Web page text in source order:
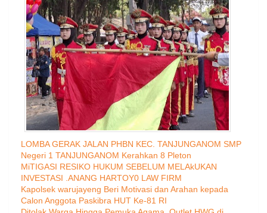
LOMBA GERAK JALAN PHBN KEC. TANJUNGANOM SMP
Negeri 1 TANJUNGANOM Kerahkan 8 Pleton
MiTIGASI RESIKO HUKUM SEBELUM MELAkUKAN
INVESTASI .ANANG HARTOY0 LAW FIRM
Kapolsek warujayeng Beri Motivasi dan Arahan kepada
Calon Anggota Paskibra HUT Ke-81 RI